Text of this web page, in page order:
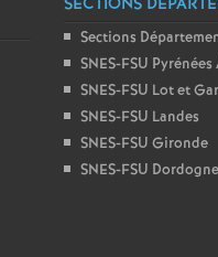
Sections
SNES-FSU
SNES-FSU Lot et
SNES-FSU Landes
SNES-FSU Gironde
SNES-FSU Dordogne